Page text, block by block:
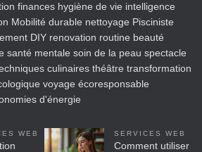
finances hygiène de vie intelligence
Mobilité durable nettoyage Pisciniste
DIY renovation routine beauté
santé mentale soin de la peau spectacle
culinaires théâtre transformation
voyage écoresponsable
d'énergie
WEB SERVICES WEB
Comment utiliser